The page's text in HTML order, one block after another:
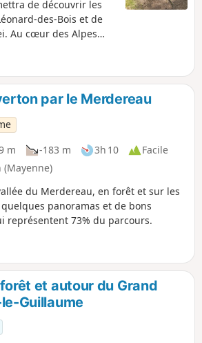
de découvrir les
des-Bois et de
Au cœur des Alpes
dont certains
et prudence.
par le Merdereau
m -183 m 3h 10
Facile
(Mayenne)
du Merdereau, en forêt et sur les
panoramas et de bons
représentent 73% du parcours.
et autour du Grand
Guillaume